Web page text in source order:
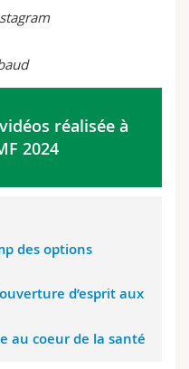
réalisée à
2024
des options
d’esprit aux
au coeur de la santé